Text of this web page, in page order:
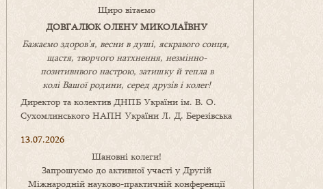
Щиро вітаємо
ДОВГАЛЮК ОЛЕНУ МИКОЛАЇВНУ
Бажаємо здоров’я, весни в душі, яскравого сонця,
щастя, творчого натхнення, незмінно-
позитивнвого настрою, затишкуйтепла в
коліВашоїродини, серед друзів і колег!
Директор та колектив ДНПБ України ім. В. О.
Сухомлинського НАПН України Л. Д. Березівська
13.07.2026
Шановні колеги!
Запрошуємо до активної участі у Другій
Міжнародній науково-практичній конференції